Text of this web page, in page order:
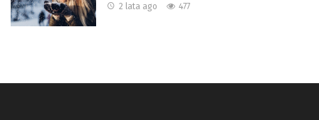
2 lata ago 477